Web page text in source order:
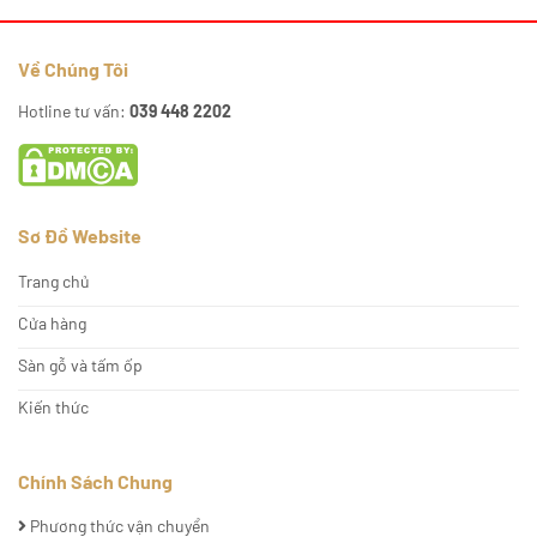
Về Chúng Tôi
Hotline tư vấn: 039 448 2202
Sơ Đồ Website
Trang chủ
Cửa hàng
Sàn gỗ và tấm ốp
Kiến thức
Chính Sách Chung
Phương thức vận chuyển